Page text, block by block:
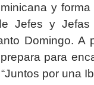
y
Jefes y
Domingo. A
para
por una